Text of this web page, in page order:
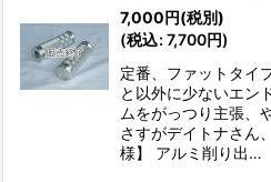
7,000円(税別)
(税込: 7,700円)
定番、ファットタイ
と以外に少ないエン
ムをがっつり主張、
さすがデイトナさん
様】 アルミ削り出…